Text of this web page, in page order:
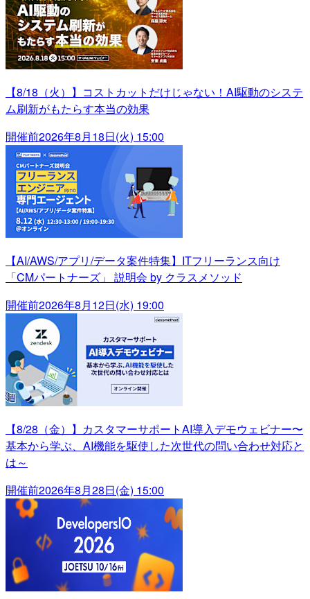
【8/18（火）】コストカットだけじゃない！AI駆動のシステ
ム刷新がもたらす本当の効果
開催前2026年8月18日(火) 15:00
【AI/AWS/アプリ/データ案件特集】ITフリーランス向け
「CMパートナーズ」 説明会 by クラスメソッド
開催前2026年8月12日(水) 19:00
【8/28（金）】カスタマーサポートAI導入デモウェビナー〜
基本から学ぶ、AI機能を駆使した次世代の問い合わせ対応と
は～
開催前2026年8月28日(金) 15:00